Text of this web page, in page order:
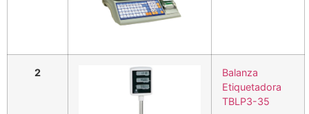
2
Balanza
Etiquetadora
TBLP3-35